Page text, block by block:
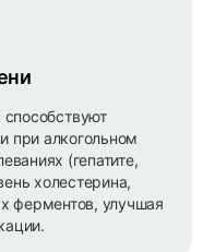
при алкогольном
(гепатите,
холестерина,
ферментов, улучшая